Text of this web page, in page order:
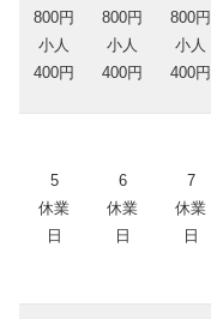
800円
小人
400円
800円
小人
400円
800円
小人
400円
5
休業
日
6
休業
日
7
休業
日